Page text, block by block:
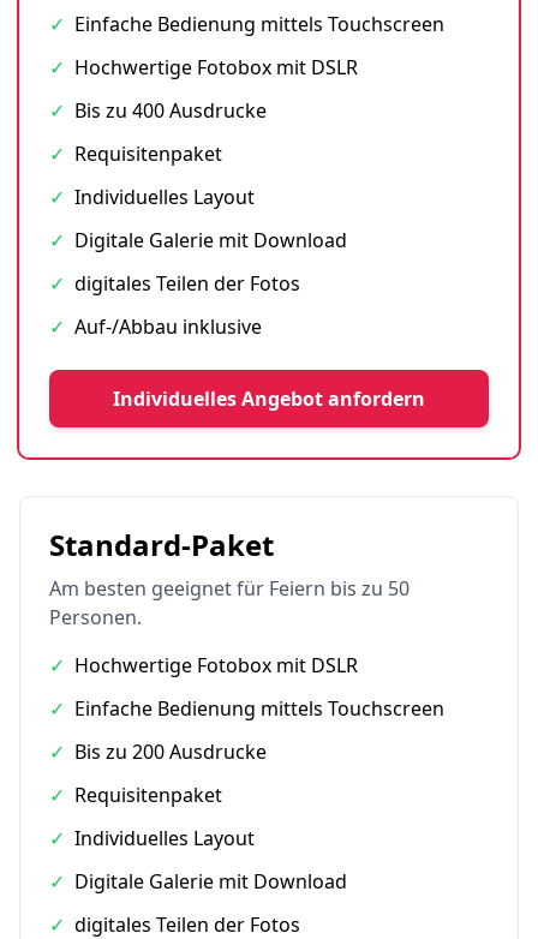
✓ Einfache Bedienung mittels Touchscreen
✓ Hochwertige Fotobox mit DSLR
✓ Bis zu 400 Ausdrucke
✓ Requisitenpaket
✓ Individuelles Layout
✓ Digitale Galerie mit Download
✓ digitales Teilen der Fotos
✓ Auf-/Abbau inklusive
Individuelles Angebot anfordern
Standard-Paket
Am besten geeignet für Feiern bis zu 50
Personen.
✓ Hochwertige Fotobox mit DSLR
✓ Einfache Bedienung mittels Touchscreen
✓ Bis zu 200 Ausdrucke
✓ Requisitenpaket
✓ Individuelles Layout
✓ Digitale Galerie mit Download
✓ digitales Teilen der Fotos